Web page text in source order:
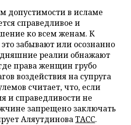
допустимости в исламе
справедливое и
ко всем женам. К
забывают или осознанно
реалии обнажают
права женщин грубо
воздействия на супруга
считает, что, если
и справедливости не
запрещено заключать
АляутдиноваТАСС.